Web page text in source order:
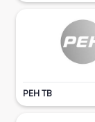
РЕН ТВ